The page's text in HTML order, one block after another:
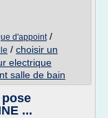
d'appoint/
/ choisir un
electrique
salle de bain
pose
...